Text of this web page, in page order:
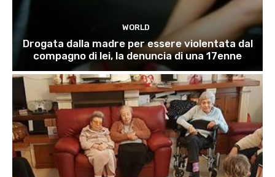
WORLD
Drogata dalla madre per essere violentata dal
compagno di lei, la denuncia di una 17enne